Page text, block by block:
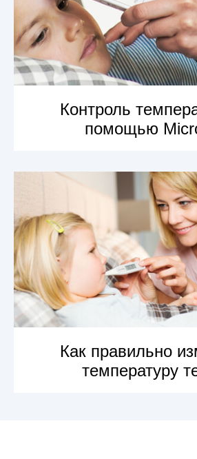
Контроль
помощью
УЗНАТЬ БОЛЬШЕ
Как правильно
температуру
УЗНАТЬ БОЛЬШЕ